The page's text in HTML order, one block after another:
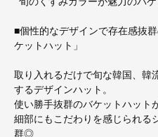
■個性的なデザインで存在感抜
ケットハット」
取り入れるだけで旬な韓国、韓
するデザインハット。
使い勝手抜群のバケットハット
細部にもこだわりを感じられる
群◎